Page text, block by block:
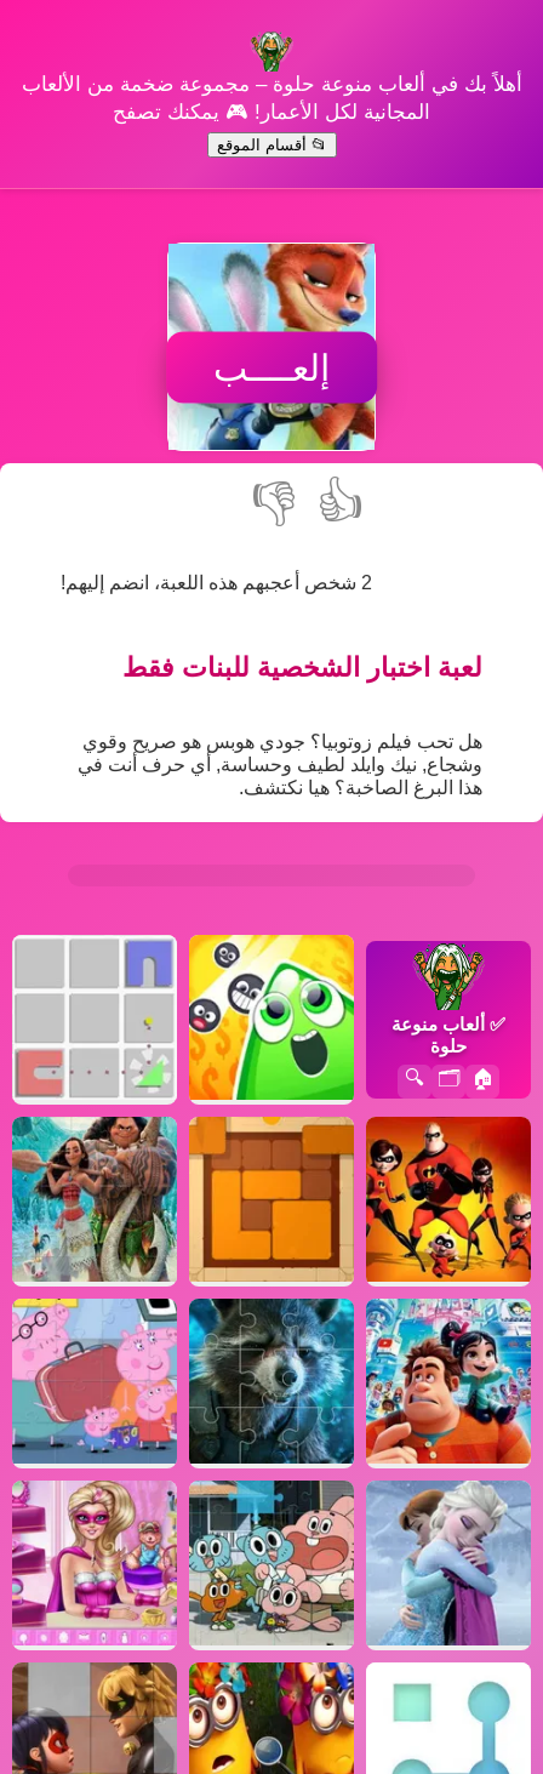
أهلاً بك في ألعاب منوعة حلوة – مجموعة ضخمة من الألعاب
المجانية لكل الأعمار! 🎮 يمكنك تصفح
📂 أقسام الموقع
إلعــــب
👍
👎
2 شخص أعجبهم هذه اللعبة، انضم إليهم!
لعبة اختبار الشخصية للبنات فقط
هل تحب فيلم زوتوبيا؟ جودي هوبس هو صريح وقوي
وشجاع, نيك وايلد لطيف وحساسة, أي حرف أنت في
هذا البرغ الصاخبة؟ هيا نكتشف.
✅ ألعاب منوعة
حلوة
🏠
🗂️
🔍